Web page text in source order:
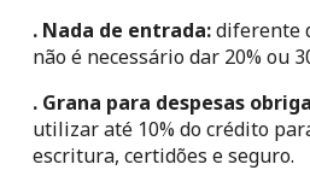
. Nada de entrada: diferente
não é necessário dar 20% ou
. Grana para despesas
utilizar até 10% do crédito
escritura, certidões e seguro.